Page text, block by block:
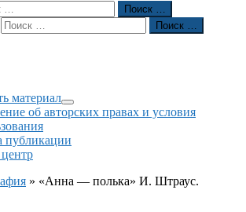
Поиск …
Поиск …
материал
об авторских правах и условия
публикации
» «Анна — полька» И. Штраус.